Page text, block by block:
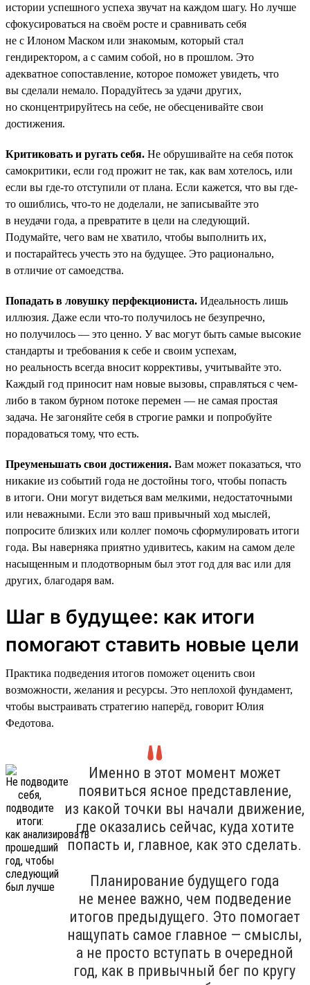
истории успешного успеха звучат на каждом шагу. Но лучше
сфокусироваться на своём росте и сравнивать себя
не с Илоном Маском или знакомым, который стал
гендиректором, а с самим собой, но в прошлом. Это
адекватное сопоставление, которое поможет увидеть, что
вы сделали немало. Порадуйтесь за удачи других,
но сконцентрируйтесь на себе, не обесценивайте свои
достижения.
Критиковать и ругать себя. Не обрушивайте на себя поток
самокритики, если год прожит не так, как вам хотелось, или
если вы где-то отступили от плана. Если кажется, что вы где-
то ошиблись, что-то не доделали, не записывайте это
в неудачи года, а превратите в цели на следующий.
Подумайте, чего вам не хватило, чтобы выполнить их,
и постарайтесь учесть это на будущее. Это рационально,
в отличие от самоедства.
Попадать в ловушку перфекциониста. Идеальность лишь
иллюзия. Даже если что-то получилось не безупречно,
но получилось — это ценно. У вас могут быть самые высокие
стандарты и требования к себе и своим успехам,
но реальность всегда вносит коррективы, учитывайте это.
Каждый год приносит нам новые вызовы, справляться с чем-
либо в таком бурном потоке перемен — не самая простая
задача. Не загоняйте себя в строгие рамки и попробуйте
порадоваться тому, что есть.
Преуменьшать свои достижения. Вам может показаться, что
никакие из событий года не достойны того, чтобы попасть
в итоги. Они могут видеться вам мелкими, недостаточными
или неважными. Если это ваш привычный ход мыслей,
попросите близких или коллег помочь сформулировать итоги
года. Вы наверняка приятно удивитесь, каким на самом деле
насыщенным и плодотворным был этот год для вас или для
других, благодаря вам.
Шаг в будущее: как итоги
помогают ставить новые цели
Практика подведения итогов поможет оценить свои
возможности, желания и ресурсы. Это неплохой фундамент,
чтобы выстраивать стратегию наперёд, говорит Юлия
Федотова.
Именно в этот момент может
появиться ясное представление,
из какой точки вы начали движение,
где оказались сейчас, куда хотите
попасть и, главное, как это сделать.
Планирование будущего года
не менее важно, чем подведение
итогов предыдущего. Это помогает
нащупать самое главное — смыслы,
а не просто вступать в очередной
год, как в привычный бег по кругу